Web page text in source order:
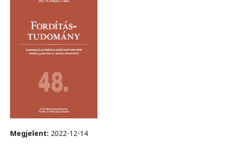
Megjelent: 2022-12-14